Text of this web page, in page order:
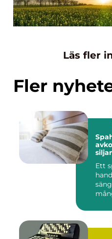
Läs fler
Fler
Ett